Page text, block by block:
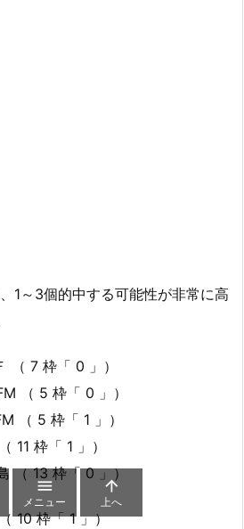
1～3個的中する可能性が非常に高
7 枠「 0 」）
（ 5 枠「 0 」）
（ 5 枠「 1 」）
枠「 1 」）
（ 13 枠「 0 」）
10 枠「 1 」）

メニュー

上へ